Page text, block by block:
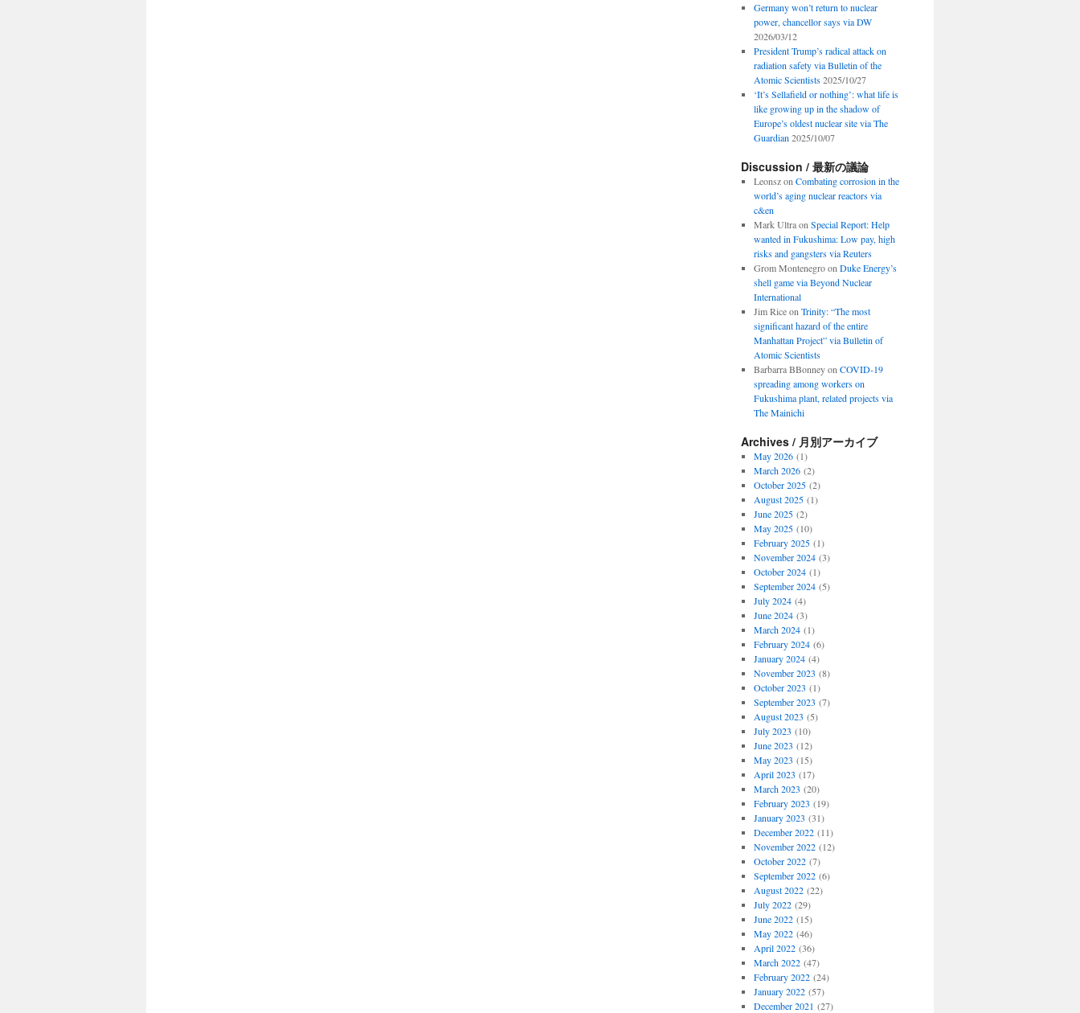
Germany won’t return to nuclear
power, chancellor says via DW
2026/03/12
President Trump’s radical attack on
radiation safety via Bulletin of the
Atomic Scientists 2025/10/27
‘It’s Sellafield or nothing’: what life is
like growing up in the shadow of
Europe’s oldest nuclear site via The
Guardian 2025/10/07
Discussion / 最新の議論
Leonszon Combating corrosion in the
world’s aging nuclear reactors via
c&en
Mark Ultraon Special Report: Help
wanted in Fukushima: Low pay, high
risks and gangsters via Reuters
Grom Montenegroon Duke Energy’s
shell game via Beyond Nuclear
International
Jim Riceon Trinity: “The most
significant hazard of the entire
Manhattan Project” via Bulletin of
Atomic Scientists
Barbarra BBonneyon COVID-19
spreading among workers on
Fukushima plant, related projects via
The Mainichi
Archives / 月別アーカイブ
May 2026(1)
March 2026(2)
October 2025(2)
August 2025(1)
June 2025(2)
May 2025(10)
February 2025(1)
November 2024(3)
October 2024(1)
September 2024(5)
July 2024(4)
June 2024(3)
March 2024(1)
February 2024(6)
January 2024(4)
November 2023 (8)
October 2023 (1)
September 2023 (7)
August 2023 (5)
July 2023 (10)
June 2023 (12)
May 2023 (15)
April 2023 (17)
March 2023 (20)
February 2023 (19)
January 2023 (31)
December 2022(11)
November 2022(12)
October 2022(7)
September 2022(6)
August 2022(22)
July 2022(29)
June 2022(15)
May 2022(46)
April 2022(36)
March 2022(47)
February 2022(24)
January 2022(57)
December 2021 (27)